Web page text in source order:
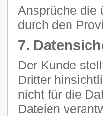
Ansprüche die
durch den
7.
Der Kunde
Dritter
nicht für die
Dateien